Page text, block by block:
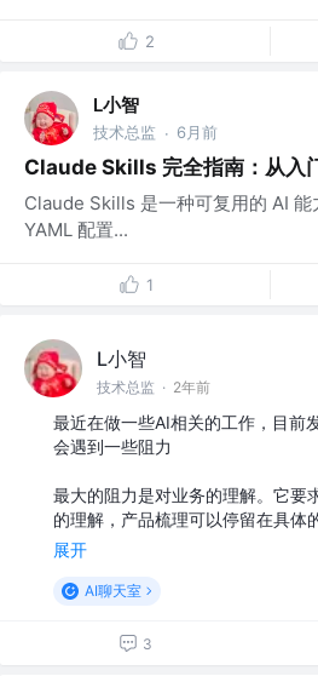
2
L小智
技术总监 · 6月前
Claude Skills 完全指南：从入
Claude Skills 是一种可复用的 AI 能
YAML 配置...
1
L小智
技术总监 · 2年前
最近在做一些AI相关的工作，目前
会遇到一些阻力
最大的阻力是对业务的理解。它要
的理解，产品梳理可以停留在具体
展开
AI聊天室
3